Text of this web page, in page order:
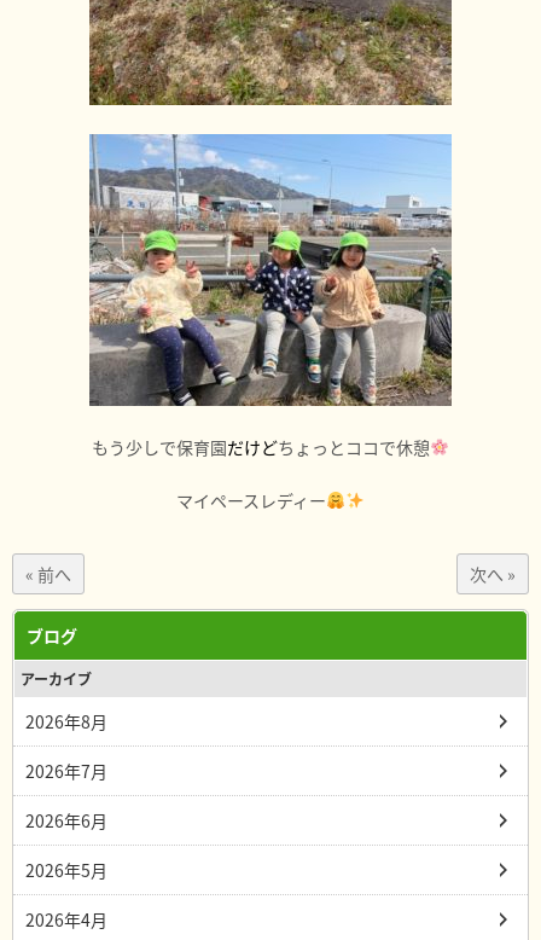
もう少しで保育園だけどちょっとココで休憩
マイペースレディー
« 前へ 次へ »
ブログ
アーカイブ
2026年8月
2026年7月
2026年6月
2026年5月
2026年4月